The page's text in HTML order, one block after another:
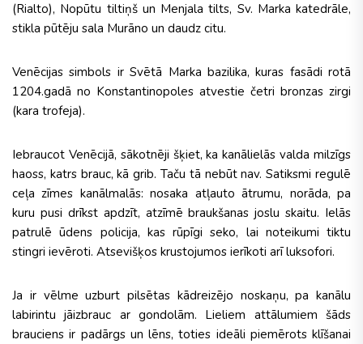
(Rialto), Nopūtu tiltiņš un Menjala tilts, Sv. Marka katedrāle,
stikla pūtēju sala Murāno un daudz citu.
Venēcijas simbols ir Svētā Marka bazilika, kuras fasādi rotā
1204.gadā no Konstantinopoles atvestie četri bronzas zirgi
(kara trofeja).
Iebraucot Venēcijā, sākotnēji šķiet, ka kanālielās valda milzīgs
haoss, katrs brauc, kā grib. Taču tā nebūt nav. Satiksmi regulē
ceļa zīmes kanālmalās: nosaka atļauto ātrumu, norāda, pa
kuru pusi drīkst apdzīt, atzīmē braukšanas joslu skaitu. Ielās
patrulē ūdens policija, kas rūpīgi seko, lai noteikumi tiktu
stingri ievēroti. Atsevišķos krustojumos ierīkoti arī luksofori.
Ja ir vēlme uzburt pilsētas kādreizējo noskaņu, pa kanālu
labirintu jāizbrauc ar gondolām. Lieliem attālumiem šāds
brauciens ir padārgs un lēns, toties ideāli piemērots klīšanai